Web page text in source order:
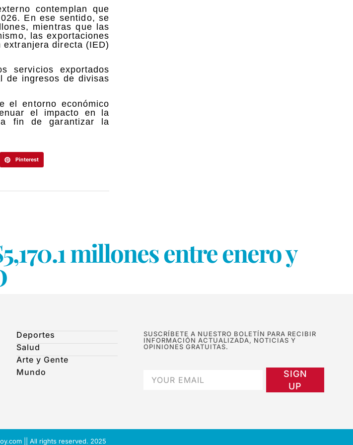
contemplan que
En ese sentido, se
mientras que las
las exportaciones
directa (IED)
servicios exportados
de ingresos de divisas
el entorno económico
el impacto en la
a fin de garantizar la
Pinterest
millones entre enero y
Deportes
Salud
Arte y Gente
Mundo
SUSCRÍBETE A NUESTRO BOLETÍN PARA RECIBIR
INFORMACIÓN ACTUALIZADA, NOTICIAS Y
OPINIONES GRATUITAS.
SIGN
UP
|| All rights reserved. 2025